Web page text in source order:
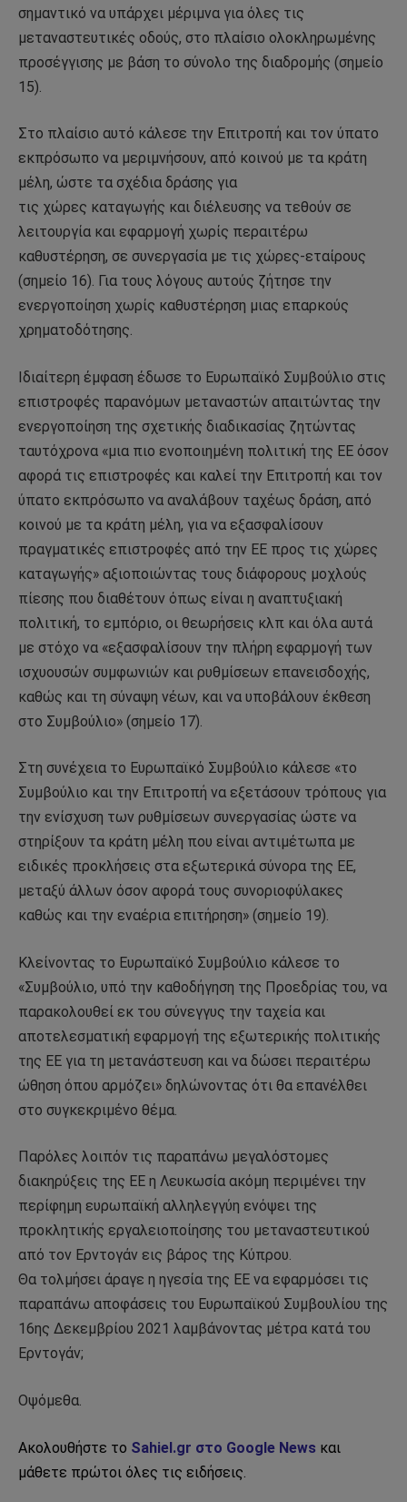
σημαντικό να υπάρχει μέριμνα για όλες τις
μεταναστευτικές οδούς, στο πλαίσιο ολοκληρωμένης
προσέγγισης με βάση το σύνολο της διαδρομής (σημείο
15).
Στο πλαίσιο αυτό κάλεσε την Επιτροπή και τον ύπατο
εκπρόσωπο να μεριμνήσουν, από κοινού με τα κράτη
μέλη, ώστε τα σχέδια δράσης για
τις χώρες καταγωγής και διέλευσης να τεθούν σε
λειτουργία και εφαρμογή χωρίς περαιτέρω
καθυστέρηση, σε συνεργασία με τις χώρες-εταίρους
(σημείο 16). Για τους λόγους αυτούς ζήτησε την
ενεργοποίηση χωρίς καθυστέρηση μιας επαρκούς
χρηματοδότησης.
Ιδιαίτερη έμφαση έδωσε το Ευρωπαϊκό Συμβούλιο στις
επιστροφές παρανόμων μεταναστών απαιτώντας την
ενεργοποίηση της σχετικής διαδικασίας ζητώντας
ταυτόχρονα «μια πιο ενοποιημένη πολιτική της ΕΕ όσον
αφορά τις επιστροφές και καλεί την Επιτροπή και τον
ύπατο εκπρόσωπο να αναλάβουν ταχέως δράση, από
κοινού με τα κράτη μέλη, για να εξασφαλίσουν
πραγματικές επιστροφές από την ΕΕ προς τις χώρες
καταγωγής» αξιοποιώντας τους διάφορους μοχλούς
πίεσης που διαθέτουν όπως είναι η αναπτυξιακή
πολιτική, το εμπόριο, οι θεωρήσεις κλπ και όλα αυτά
με στόχο να «εξασφαλίσουν την πλήρη εφαρμογή των
ισχυουσών συμφωνιών και ρυθμίσεων επανεισδοχής,
καθώς και τη σύναψη νέων, και να υποβάλουν έκθεση
στο Συμβούλιο» (σημείο 17).
Στη συνέχεια το Ευρωπαϊκό Συμβούλιο κάλεσε «το
Συμβούλιο και την Επιτροπή να εξετάσουν τρόπους για
την ενίσχυση των ρυθμίσεων συνεργασίας ώστε να
στηρίξουν τα κράτη μέλη που είναι αντιμέτωπα με
ειδικές προκλήσεις στα εξωτερικά σύνορα της ΕΕ,
μεταξύ άλλων όσον αφορά τους συνοριοφύλακες
καθώς και την εναέρια επιτήρηση» (σημείο 19).
Κλείνοντας το Ευρωπαϊκό Συμβούλιο κάλεσε το
«Συμβούλιο, υπό την καθοδήγηση της Προεδρίας του, να
παρακολουθεί εκ του σύνεγγυς την ταχεία και
αποτελεσματική εφαρμογή της εξωτερικής πολιτικής
της ΕΕ για τη μετανάστευση και να δώσει περαιτέρω
ώθηση όπου αρμόζει» δηλώνοντας ότι θα επανέλθει
στο συγκεκριμένο θέμα.
Παρόλες λοιπόν τις παραπάνω μεγαλόστομες
διακηρύξεις της ΕΕ η Λευκωσία ακόμη περιμένει την
περίφημη ευρωπαϊκή αλληλεγγύη ενόψει της
προκλητικής εργαλειοποίησης του μεταναστευτικού
από τον Ερντογάν εις βάρος της Κύπρου.
Θα τολμήσει άραγε η ηγεσία της ΕΕ να εφαρμόσει τις
παραπάνω αποφάσεις του Ευρωπαϊκού Συμβουλίου της
16ης Δεκεμβρίου 2021 λαμβάνοντας μέτρα κατά του
Ερντογάν;
Οψόμεθα.
Ακολουθήστε το Sahiel.gr στο Google News και
μάθετε πρώτοι όλες τις ειδήσεις.